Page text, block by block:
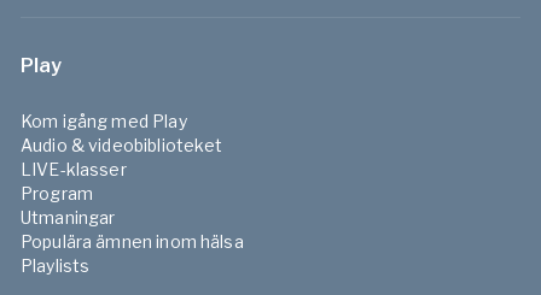
Play
Kom igång med Play
Audio & videobiblioteket
LIVE-klasser
Program
Utmaningar
Populära ämnen inom hälsa
Playlists